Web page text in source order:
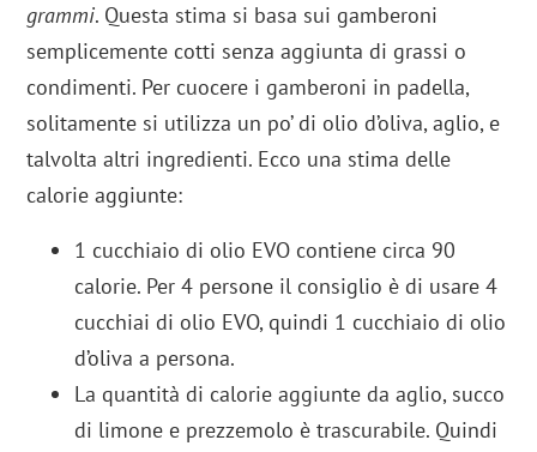
grammi. Questa stima si basa sui gamberoni
semplicemente cotti senza aggiunta di grassi o
condimenti. Per cuocere i gamberoni in padella,
solitamente si utilizza un po’ di olio d’oliva, aglio, e
talvolta altri ingredienti. Ecco una stima delle
calorie aggiunte:
1 cucchiaio di olio EVO contiene circa 90
calorie. Per 4 persone il consiglio è di usare 4
cucchiai di olio EVO, quindi 1 cucchiaio di olio
d’oliva a persona.
La quantità di calorie aggiunte da aglio, succo
di limone e prezzemolo è trascurabile. Quindi